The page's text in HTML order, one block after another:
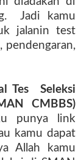
Jadi kamu
jalanin test
pendengaran,
Tes
Seleksi
CMBBS)
punya link
kamu dapat
Allah kamu